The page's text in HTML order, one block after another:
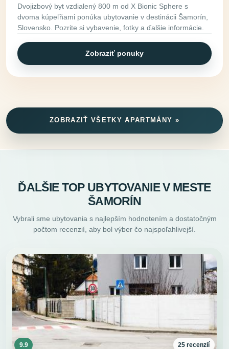
Dvojizbový byt vzdialený 800 m od X Bionic Sphere s
dvoma kúpeľňami ponúka ubytovanie v destinácii Šamorín,
Slovensko. Pozrite si vybavenie, fotky a ďalšie informácie.
Zobraziť ponuky
ZOBRAZIŤ VŠETKY APARTMÁNY »
ĎALŠIE TOP UBYTOVANIE V MESTE
ŠAMORÍN
Vybrali sme ubytovania s najlepším hodnotením a dostatočným
počtom recenzií, aby bol výber čo najspoľahlivejší.
9.9 25 recenzií